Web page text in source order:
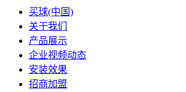
买球(中国)
关于我们
产品展示
企业视频动态
安装效果
招商加盟